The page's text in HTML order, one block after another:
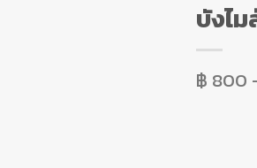
บังไม
฿ 800